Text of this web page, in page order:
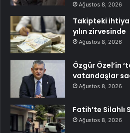
Ağustos 8, 2026
Takipteki
yılın zirvesinde
Ağustos 8, 2026
Özgür Özel’in
vatandaşlar
Ağustos 8, 2026
Fatih’te Silahlı
Ağustos 8, 2026